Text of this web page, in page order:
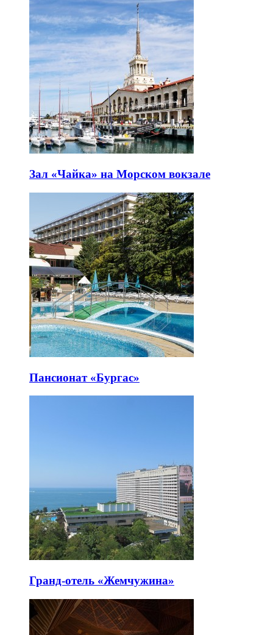
Зал «Чайка» на Морском вокзале
Пансионат «Бургас»
Гранд-отель «Жемчужина»